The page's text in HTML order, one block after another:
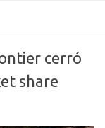
cerró
share